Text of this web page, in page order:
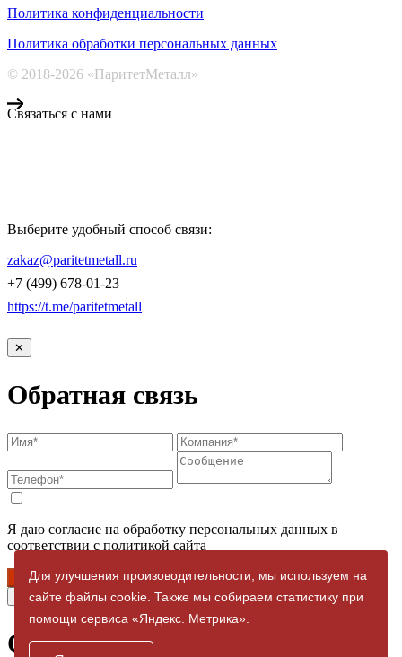
Политика конфиденциальности
Политика обработки персональных данных
© 2018-2026 «ПаритетМеталл»
Связаться с нами
Выберите удобный способ связи:
zakaz@paritetmetall.ru
+7 (499) 678-01-23
https://t.me/paritetmetall
Для улучшения произоводительности, мы используем на
сайте файлы cookie. Также мы собираем статистику при
помощи сервиса «Яндекс. Метрика».
✕
Обратная связь
Я даю согласие на обработку персональных данных в
соответствии с политикой сайта
Отправить
Спасибо за заявку